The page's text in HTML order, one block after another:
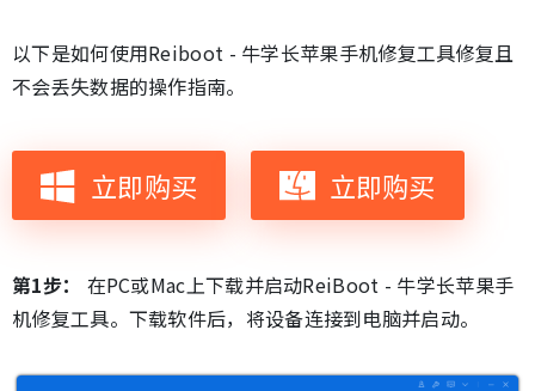
以下是如何使用Reiboot - 牛学长苹果手机修复工具修复且
不会丢失数据的操作指南。
立即购买 立即购买
第1步： 在PC或Mac上下载并启动ReiBoot - 牛学长苹果手
机修复工具。下载软件后，将设备连接到电脑并启动。